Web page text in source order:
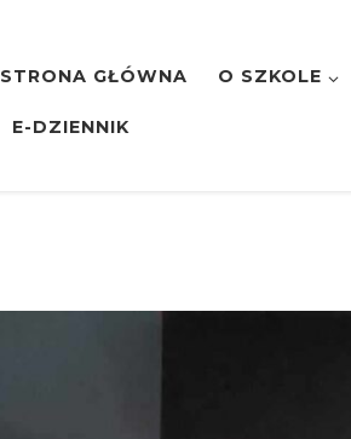
STRONA GŁÓWNA O SZKOLE
E-DZIENNIK